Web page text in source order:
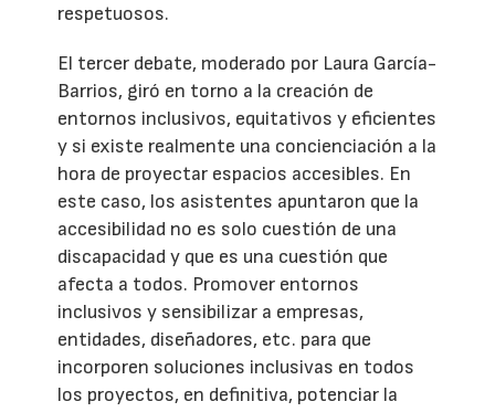
respetuosos.
El tercer debate, moderado por Laura García-
Barrios, giró en torno a la creación de
entornos inclusivos, equitativos y eficientes
y si existe realmente una concienciación a la
hora de proyectar espacios accesibles. En
este caso, los asistentes apuntaron que la
accesibilidad no es solo cuestión de una
discapacidad y que es una cuestión que
afecta a todos. Promover entornos
inclusivos y sensibilizar a empresas,
entidades, diseñadores, etc. para que
incorporen soluciones inclusivas en todos
los proyectos, en definitiva, potenciar la